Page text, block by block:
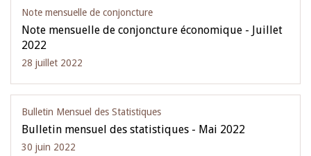
Note mensuelle de conjoncture
Note mensuelle de conjoncture économique - Juillet
2022
28 juillet 2022
Bulletin Mensuel des Statistiques
Bulletin mensuel des statistiques - Mai 2022
30 juin 2022